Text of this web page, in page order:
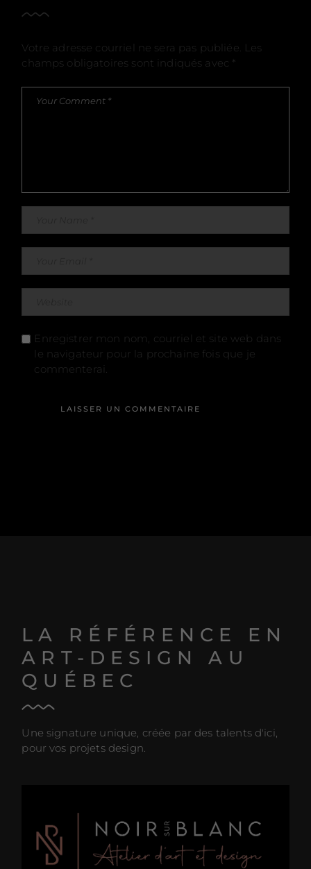
Votre adresse courriel ne sera pas publiée. Les
champs obligatoires sont indiqués avec *
Enregistrer mon nom, courriel et site web dans
le navigateur pour la prochaine fois que je
commenterai.
LAISSER UN COMMENTAIRE
LA RÉFÉRENCE EN
ART-DESIGN AU
QUÉBEC
Une signature unique, créée par des talents d'ici,
pour vos projets design.